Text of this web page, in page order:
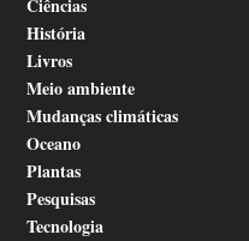
Ciências
História
Livros
Meio ambiente
Mudanças climáticas
Oceano
Plantas
Pesquisas
Tecnologia